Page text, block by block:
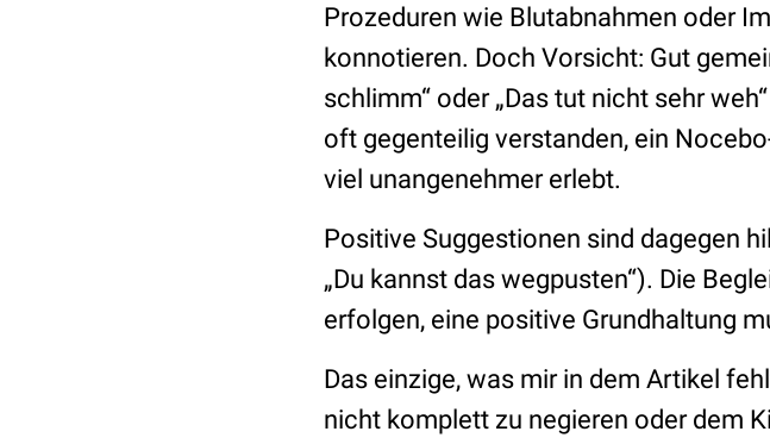
Prozeduren wie Blutabnahmen oder
konnotieren. Doch Vorsicht: Gut
schlimm“ oder „Das tut nicht sehr
oft gegenteilig verstanden, ein
viel unangenehmer erlebt.
Positive Suggestionen sind dagegen
„Du kannst das wegpusten“). Die
erfolgen, eine positive Grundhaltung
Das einzige, was mir in dem Artikel
nicht komplett zu negieren oder dem